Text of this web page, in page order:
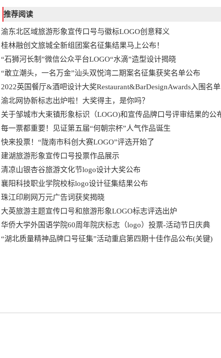
推荐阅读
渝东北区域旅游形象宣传口号与徽标LOGO创意释义
桂林融创文旅城全新组团案名征集结果马上公布！
“石狮河长制”微信公众平台LOGO“水滴”造型设计揭晓
“敢立潮头，一名万金”汕头双悦湾二期案名征集获奖名单公布
2022英国餐厅&酒吧设计大奖Restaurant&BarDesignAwards入围名单
渝北网协新标志出炉啦！大奖得主，是你吗？
关于邹城市大束镇形象标识（LOGO)和宣传品牌口号评审结果的公
每一票都重要！见证第五届“何朝宗杯”人气作品诞生
快来投票！“陇南市科创大赛LOGO”评选开始了
建湖旅游形象宣传口号投票作品展示
清凉山银杏谷旅游文化节logo设计大奖公布
襄阳科技职业学院校标logo设计征集结果公布
珠江印刷网万元广告词获奖揭晓
大英旅游主题宣传口号和旅游形象LOGO标志评选出炉
华侨大学外国语学院60周年院庆标志（logo）投票-活动节日庆典
“湖北质量精神品牌口号征集”活动重启第四期十佳作品公布(关键)